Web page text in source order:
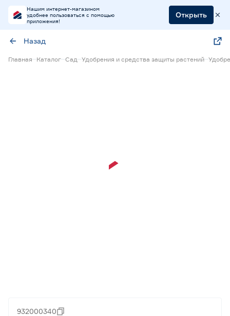
Нашим интернет-магазином
удобнее пользоваться с помощью
приложения!
Открыть
Назад
Главная Каталог Сад Удобрения и средства защиты растений
932000340